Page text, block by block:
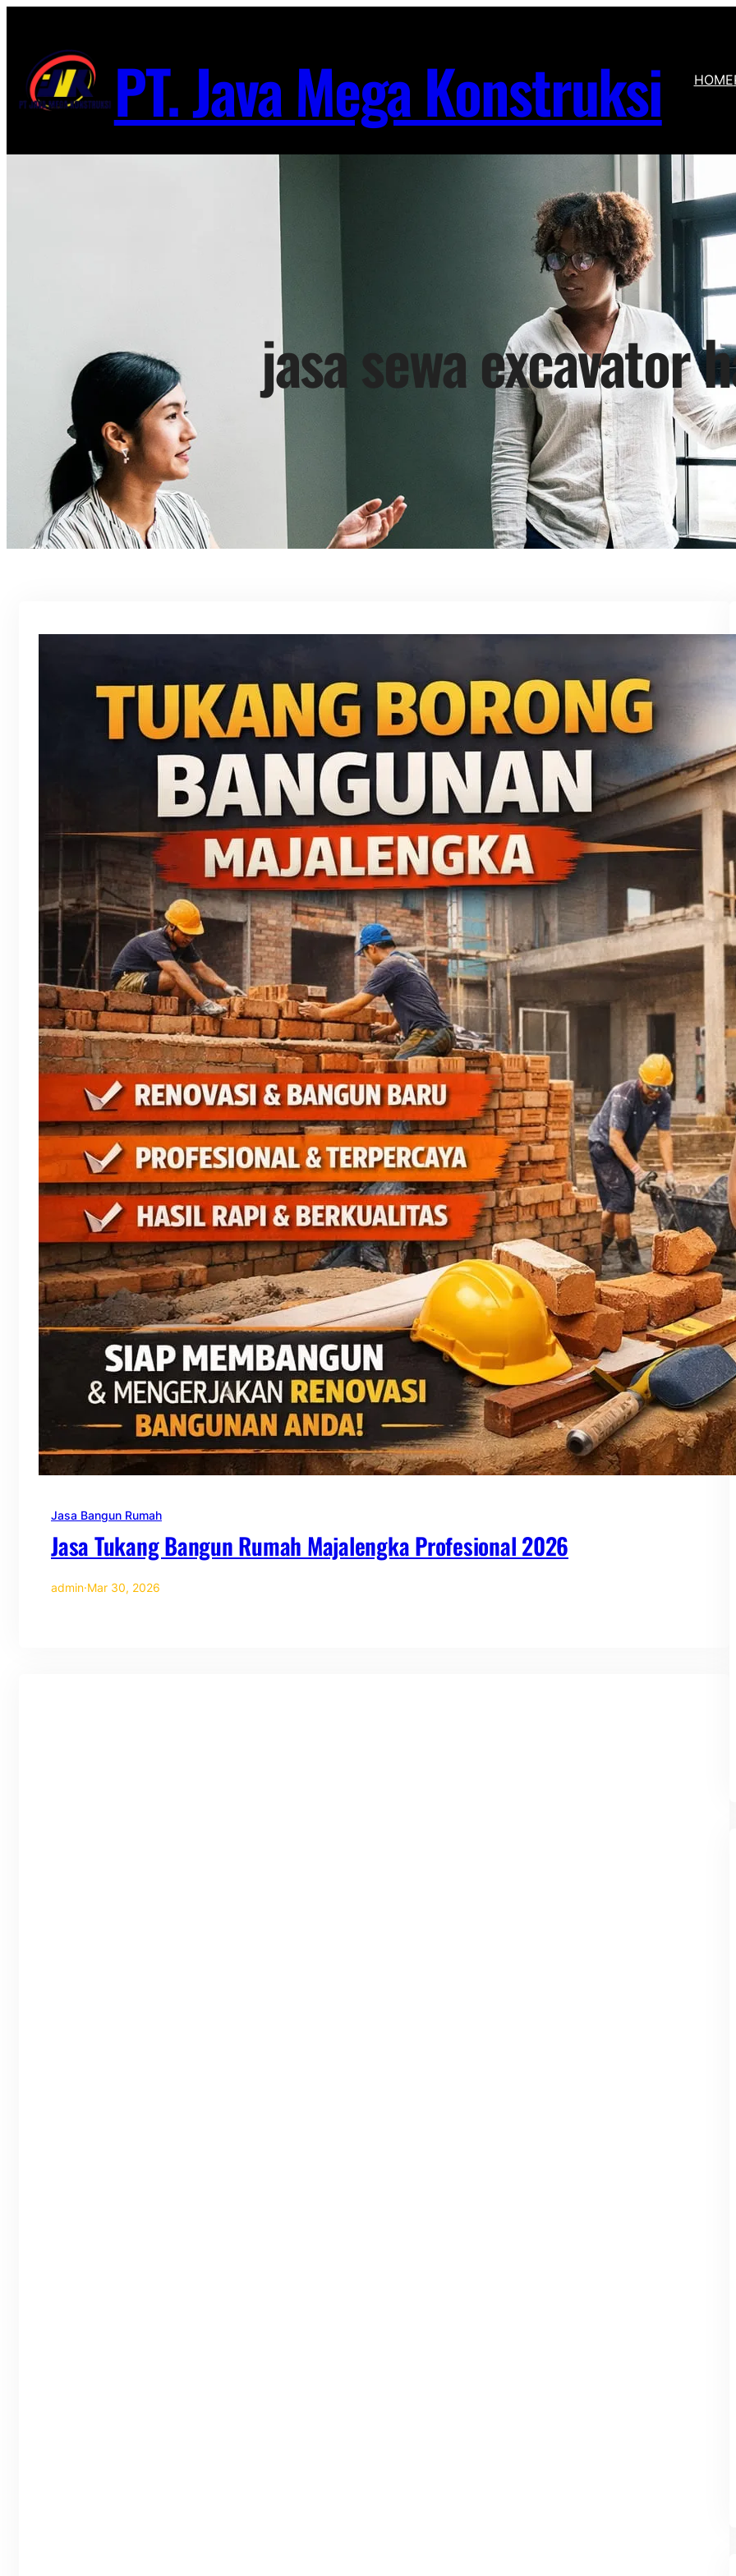
konten
PT. Java Mega Konstruksi HOME
jasa sewa excavator
Jasa Bangun Rumah
Jasa Tukang Bangun Rumah Majalengka Profesional 2026
admin·Mar 30, 2026